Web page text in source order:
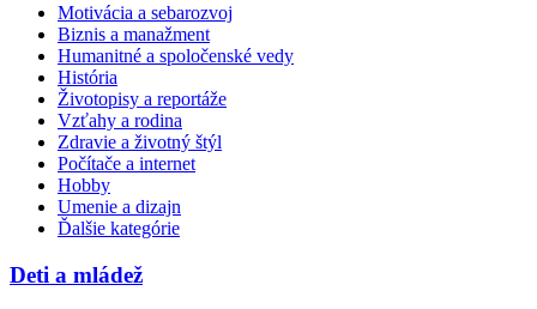
Motivácia a sebarozvoj
Biznis a manažment
Humanitné a spoločenské vedy
História
Životopisy a reportáže
Vzťahy a rodina
Zdravie a životný štýl
Počítače a internet
Hobby
Umenie a dizajn
Ďalšie kategórie
Deti a mládež